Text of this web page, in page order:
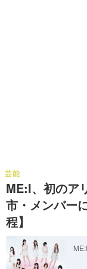
ME:I、初のア
市・メンバー
程】
芸能